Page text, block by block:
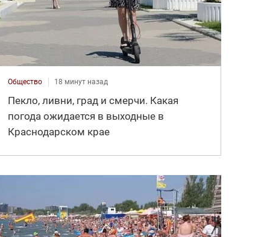
Общество 18 минут назад
Пекло, ливни, град и смерчи. Какая
погода ожидается в выходные в
Краснодарском крае